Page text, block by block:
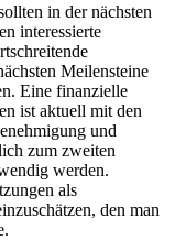
in der nächsten
interessierte
Meilensteine
Eine finanzielle
ist aktuell mit den
und
zum zweiten
werden.
als
den man